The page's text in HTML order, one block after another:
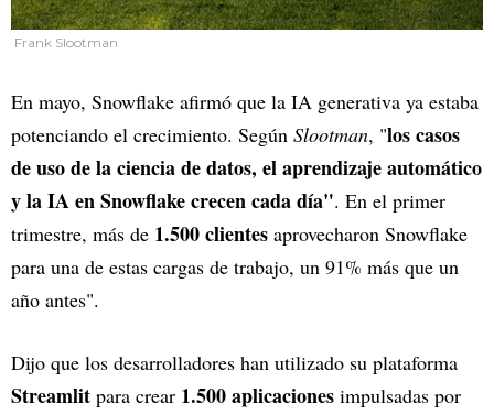
Frank Slootman
En mayo, Snowflake afirmó que la IA generativa ya estaba
potenciando el crecimiento. Según Slootman, "los casos
de uso de la ciencia de datos, el aprendizaje automático
y la IA en Snowflake crecen cada día". En el primer
trimestre, más de 1.500 clientes aprovecharon Snowflake
para una de estas cargas de trabajo, un 91% más que un
año antes".
Dijo que los desarrolladores han utilizado su plataforma
Streamlit para crear 1.500 aplicaciones impulsadas por